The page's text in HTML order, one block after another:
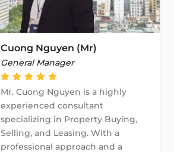
Cuong Nguyen (Mr)
General Manager
Mr. Cuong Nguyen is a highly
experienced consultant
specializing in Property Buying,
Selling, and Leasing. With a
professional approach and a